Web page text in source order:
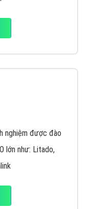
nghiệm được đào
lớn như: Litado,